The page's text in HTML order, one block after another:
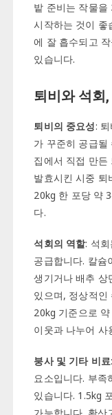
밭 준비는 작물을
시작하는 것이 좋
에 잘 흡수되고
있습니다.
퇴비와 석회
퇴비의 중요성:
가 꾸준히 공급될
집에서 직접 만든
발효시킨 시중 퇴
20kg 한 포당 약
다.
석회의 역할: 석
공급합니다. 칼슘
생기거나 배추 상
있으며, 정상적인
20kg 기준으로
이웃과 나누어 사
붕사 및 기타 비료
요소입니다. 부족
있습니다. 1.5kg